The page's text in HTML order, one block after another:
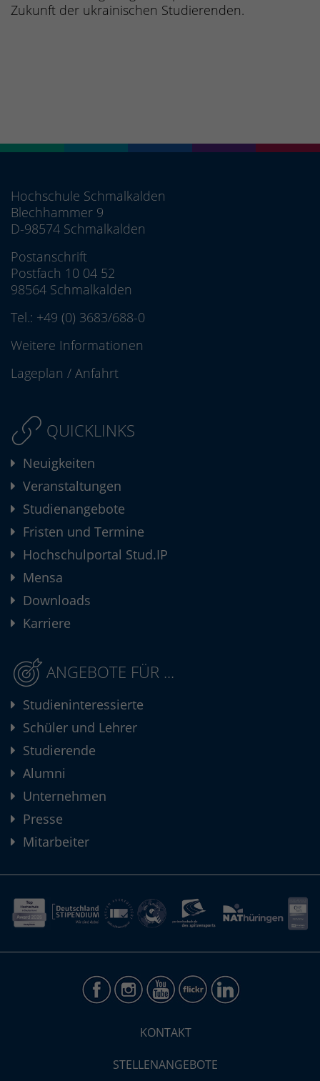
Zukunft der ukrainischen Studierenden.
Hochschule Schmalkalden
Blechhammer 9
D-98574 Schmalkalden
Postanschrift
Postfach 10 04 52
98564 Schmalkalden
Tel.: +49 (0) 3683/688-0
Weitere Informationen
Lageplan / Anfahrt
QUICKLINKS
Neuigkeiten
Veranstaltungen
Studienangebote
Fristen und Termine
Hochschulportal Stud.IP
Mensa
Downloads
Karriere
ANGEBOTE FÜR ...
Studieninteressierte
Schüler und Lehrer
Studierende
Alumni
Unternehmen
Presse
Mitarbeiter
KONTAKT
STELLENANGEBOTE